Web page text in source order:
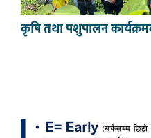
कृषि तथा पशुपालन